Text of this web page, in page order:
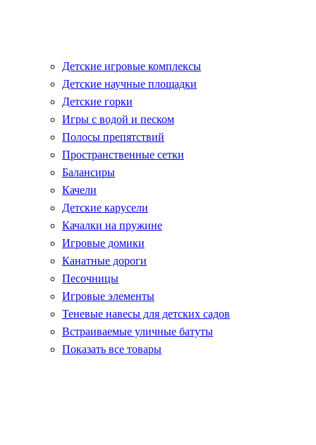
Детские игровые комплексы
Детские научные площадки
Детские горки
Игры с водой и песком
Полосы препятствий
Пространственные сетки
Балансиры
Качели
Детские карусели
Качалки на пружине
Игровые домики
Канатные дороги
Песочницы
Игровые элементы
Теневые навесы для детских садов
Встраиваемые уличные батуты
Показать все товары